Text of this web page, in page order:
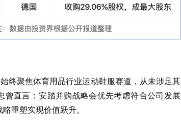
终聚焦体育用品行业运动鞋服赛道，从未涉足其
直言：安踏并购战略会优先考虑符合公司发展
重塑实现价值跃升。